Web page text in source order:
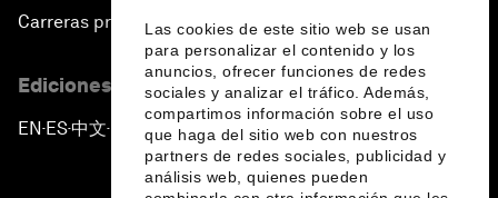
Las cookies de este sitio web se usan
para personalizar el contenido y los
anuncios, ofrecer funciones de redes
sociales y analizar el tráfico. Además,
compartimos información sobre el uso
que haga del sitio web con nuestros
partners de redes sociales, publicidad y
análisis web, quienes pueden
Carreras profesionales
Ediciones en otros idiomas
EN ▪ES▪中文▪ 日本語